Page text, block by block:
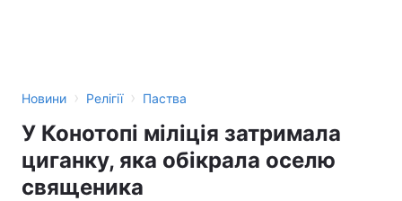
Новини › Релігії › Паства
У Конотопі міліція затримала
циганку, яка обікрала оселю
священика